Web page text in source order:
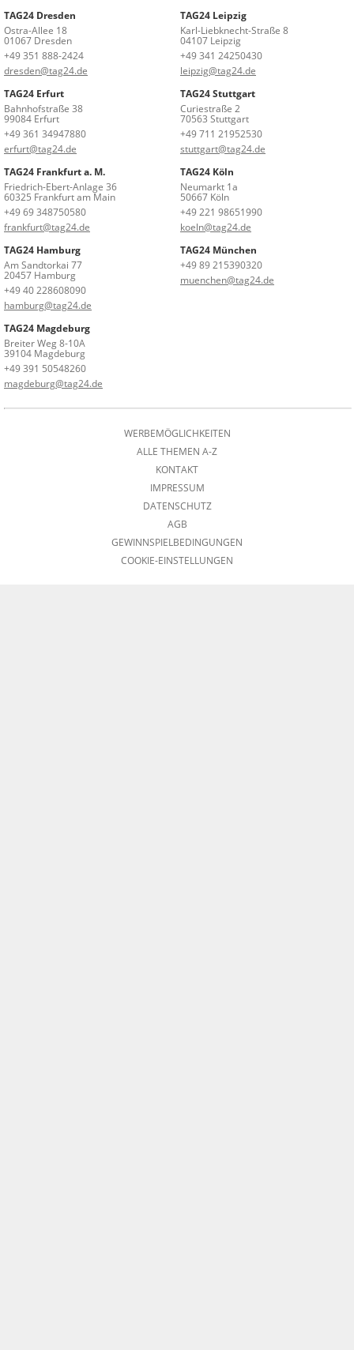
TAG24 Dresden
Ostra-Allee 18
01067 Dresden
+49 351 888-2424
dresden@tag24.de
TAG24 Leipzig
Karl-Liebknecht-Straße 8
04107 Leipzig
+49 341 24250430
leipzig@tag24.de
TAG24 Erfurt
Bahnhofstraße 38
99084 Erfurt
+49 361 34947880
erfurt@tag24.de
TAG24 Stuttgart
Curiestraße 2
70563 Stuttgart
+49 711 21952530
stuttgart@tag24.de
TAG24 Frankfurt a. M.
Friedrich-Ebert-Anlage 36
60325 Frankfurt am Main
+49 69 348750580
frankfurt@tag24.de
TAG24 Köln
Neumarkt 1a
50667 Köln
+49 221 98651990
koeln@tag24.de
TAG24 Hamburg
Am Sandtorkai 77
20457 Hamburg
+49 40 228608090
hamburg@tag24.de
TAG24 München
+49 89 215390320
muenchen@tag24.de
TAG24 Magdeburg
Breiter Weg 8-10A
39104 Magdeburg
+49 391 50548260
magdeburg@tag24.de
WERBEMÖGLICHKEITEN
ALLE THEMEN A-Z
KONTAKT
IMPRESSUM
DATENSCHUTZ
AGB
GEWINNSPIELBEDINGUNGEN
COOKIE-EINSTELLUNGEN